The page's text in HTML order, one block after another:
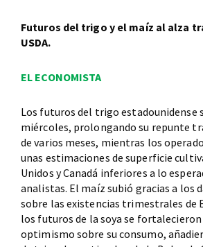
Futuros del trigo y el maíz al alza
USDA.
EL ECONOMISTA
Los futuros del trigo estadounidense
miércoles, prolongando su repunte
de varios meses, mientras los
unas estimaciones de superficie
Unidos y Canadá inferiores a lo
analistas. El maíz subió gracias a los
sobre las existencias trimestrales de
los futuros de la soya se
optimismo sobre su consumo,